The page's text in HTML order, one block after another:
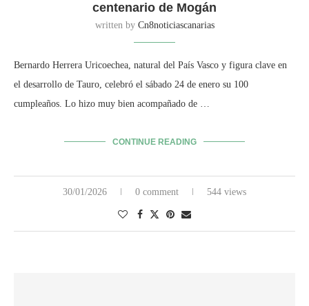
centenario de Mogán
written by Cn8noticiascanarias
Bernardo Herrera Uricoechea, natural del País Vasco y figura clave en
el desarrollo de Tauro, celebró el sábado 24 de enero su 100
cumpleaños. Lo hizo muy bien acompañado de …
CONTINUE READING
30/01/2026 0 comment 544 views